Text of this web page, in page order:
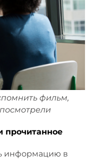
фильм,
прочитанное
информацию в